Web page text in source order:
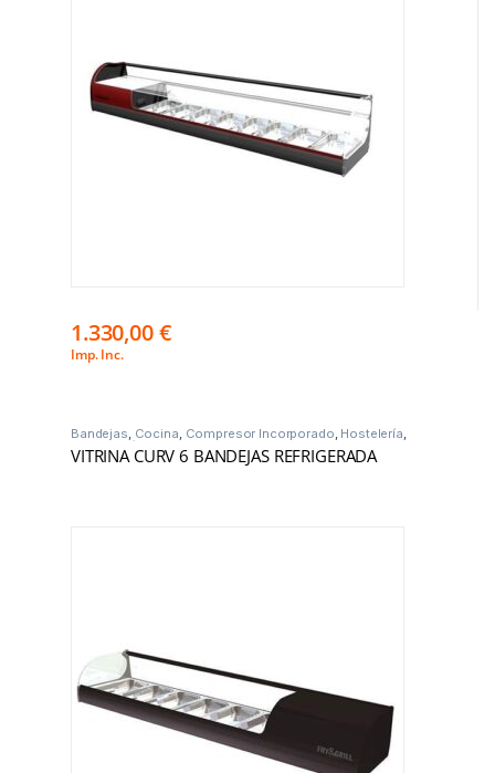
1.330,00€
Imp. Inc.
Bandejas, Cocina, Compresor Incorporado, Hostelería,
Vitrinas Frío
VITRINA CURV 6 BANDEJAS REFRIGERADA